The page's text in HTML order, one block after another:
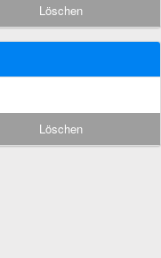
Löschen
Löschen